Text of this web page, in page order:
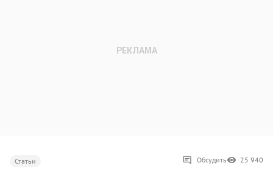
Статьи Обсудить 25 940